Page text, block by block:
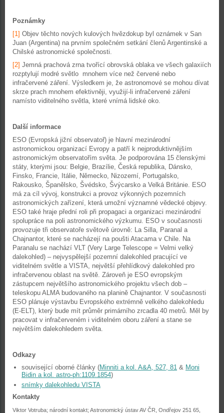
Poznámky
[1] Objev těchto nových kulových hvězdokup byl oznámek v San
Juan (Argentina) na prvním společném setkání členů Argentinské a
Chilské astronomické společnosti.
[2] Jemná prachová zrna tvořící obrovská oblaka ve všech galaxiích
rozptylují modré světlo mnohem více než červené nebo
infračervené záření. Výsledkem je, že astronomové se mohou dívat
skrze prach mnohem efektivněji, využijí-li infračervené záření
namísto viditelného světla, které vnímá lidské oko.
Další informace
ESO (Evropská jižní observatoř) je hlavní mezinárodní
astronomickou organizací Evropy a patří k nejproduktivnějším
astronomickým observatořím světa. Je podporována 15 členskými
státy, kterými jsou: Belgie, Brazílie, Česká republika, Dánsko,
Finsko, Francie, Itálie, Německo, Nizozemí, Portugalsko,
Rakousko, Španělsko, Švédsko, Švýcarsko a Velká Británie. ESO
má za cíl vývoj, konstrukci a provoz výkonných pozemních
astronomických zařízení, která umožní významné vědecké objevy.
ESO také hraje přední roli při propagaci a organizaci mezinárodní
spolupráce na poli astronomického výzkumu. ESO v současnosti
provozuje tři observatoře světově úrovně: La Silla, Paranal a
Chajnantor, které se nacházejí na poušti Atacama v Chile. Na
Paranalu se nachází VLT (Very Large Telescope = Velmi velký
dalekohled) – nejvyspělejší pozemní dalekohled pracující ve
viditelném světle a VISTA, největší přehlídkový dalekohled pro
infračervenou oblast na světě. Zároveň je ESO evropským
zástupcem největšího astronomického projektu všech dob –
teleskopu ALMA budovaného na planině Chajnantor. V současnosti
ESO plánuje výstavbu Evropského extrémně velkého dalekohledu
(E-ELT), který bude mít průměr primárního zrcadla 40 metrů. Měl by
pracovat v infračerveném i viditelném oboru záření a stane se
největším dalekohledem světa.
Odkazy
související oborné články (Minniti a kol. A&A, 527, 81 & Moni
Bidin a kol. astro-ph:1109.1854)
snímky dalekohledu VISTA
Kontakty
Viktor Votruba; národní kontakt; Astronomický ústav AV ČR, Ondřejov 251 65,